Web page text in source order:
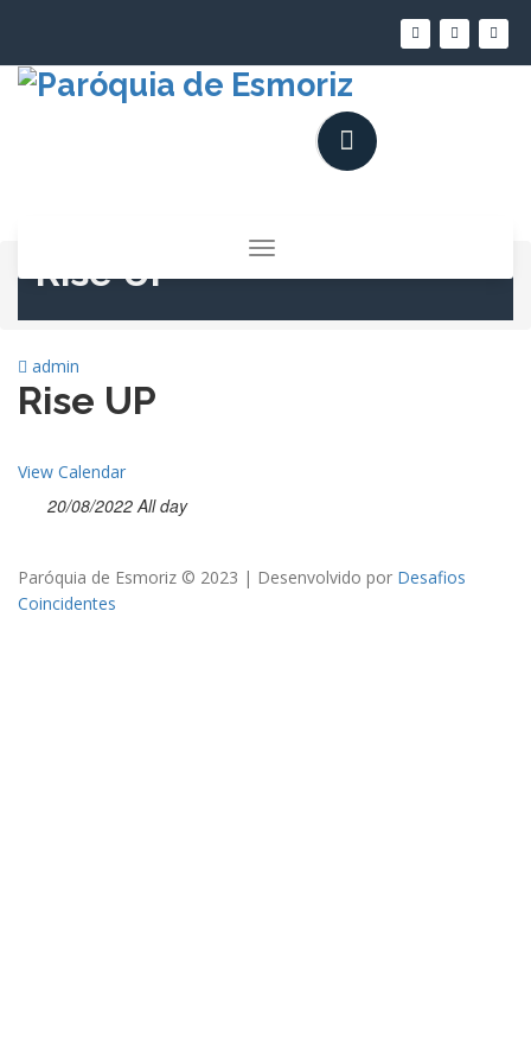
conteúdo
Alternar
a
Rise UP
admin
Rise UP
View Calendar
20/08/2022 All day
Paróquia de Esmoriz © 2023 | Desenvolvido por Desafios
Coincidentes